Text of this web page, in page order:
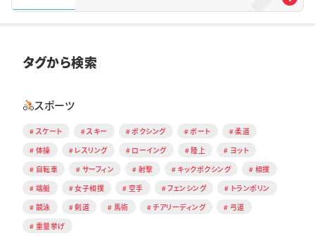
タグから検索
スポーツ
スケート スキー ボクシング ボート
柔道
体操
レスリング ローイング 陸上
ヨット
自転車
サーフィン 射撃 キックボクシング
相撲
端艇
女子相撲 空手 フェンシング
トランポリン
競泳
剣道 馬術 チアリーディング
弓道
重量挙げ